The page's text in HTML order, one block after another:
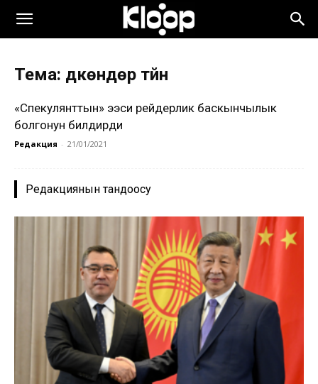
Тема: дүкөндөр түйүнү
«Спекулянттын» ээси рейдерлик баскынчылык
болгонун билдирди
Редакция - 21/01/2021
Редакциянын тандоосу